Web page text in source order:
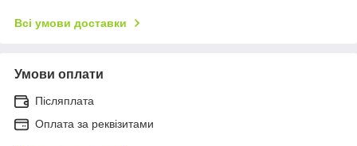
Всі умови доставки
Умови оплати
Післяплата
Оплата за реквізитами